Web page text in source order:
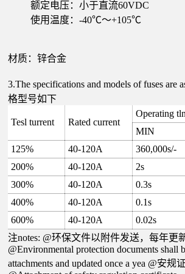
额定电压：小于直流60VDC
使用温度：-40℃～+105℃
材质：锌合金
3.The specifications and models of fuses are
格型号如下
Tesl turrent Rated current
Operating
MIN
125%
40-120A 360,000s/-
200%
40-120A 2s
300%
40-120A 0.3s
400%
40-120A 0.1s
600%
40-120A 0.02s
注notes: @环保文件以附件发送，每年更
@Environmental protection documents shall
attachments and updated once a yea @安规